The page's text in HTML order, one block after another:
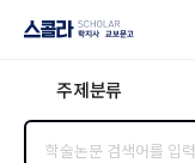
지사·교보문고
주제분류